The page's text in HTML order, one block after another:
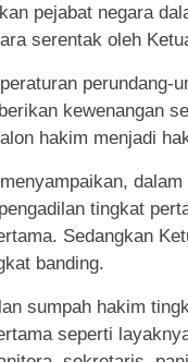
pejabat negara
serentak oleh
perundang-
kewenangan
hakim menjadi
tingkat
Sedangkan
banding.
sumpah hakim
seperti